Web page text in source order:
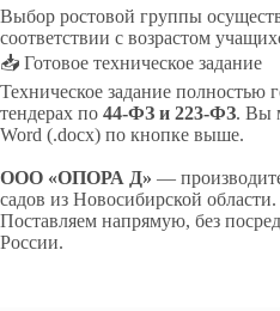
Выбор ростовой группы
соответствии с возрастом
📥 Готовое техническое задание
Техническое задание полностью
тендерах по 44-ФЗ и 223-ФЗ. Вы
Word (.docx) по кнопке выше.
ООО «ОПОРА Д» —
садов из Новосибирской области.
Поставляем напрямую, без
России.